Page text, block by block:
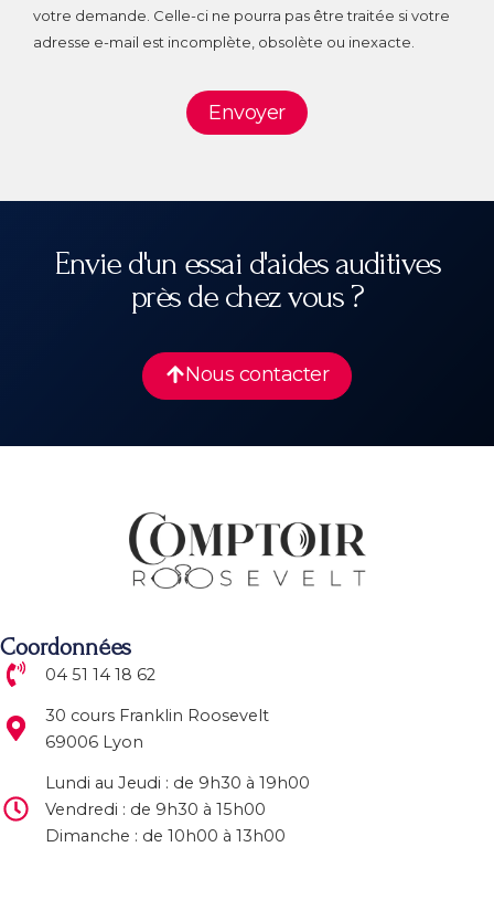
votre demande. Celle-ci ne pourra pas être traitée si votre
adresse e-mail est incomplète, obsolète ou inexacte.
Envoyer
Envie d'un essai d'aides auditives
près de chez vous ?
Nous contacter
Coordonnées
04 51 14 18 62
30 cours Franklin Roosevelt
69006 Lyon
Lundi au Jeudi : de 9h30 à 19h00
Vendredi : de 9h30 à 15h00
Dimanche : de 10h00 à 13h00